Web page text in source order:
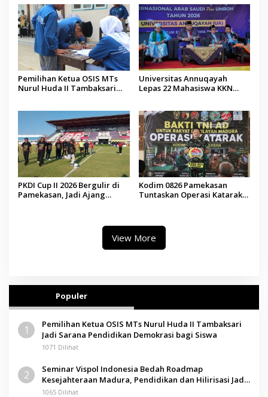
Pemilihan Ketua OSIS MTs
Nurul Huda II Tambaksari
Universitas Annuqayah
Lepas 22 Mahasiswa KKN
PKDI Cup II 2026 Bergulir di
Pamekasan, Jadi Ajang
Kodim 0826 Pamekasan
Tuntaskan Operasi Katarak
View More
Populer
1
Pemilihan Ketua OSIS MTs Nurul Huda II Tambaksari
Jadi Sarana Pendidikan Demokrasi bagi Siswa
1071 Dilihat
2
Seminar Vispol Indonesia Bedah Roadmap
Kesejahteraan Madura, Pendidikan dan Hilirisasi Jadi
Kunci
1065 Dilihat